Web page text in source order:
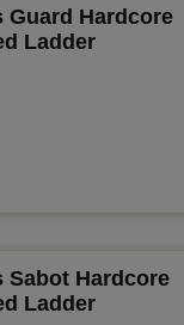
Guard Hardcore
Ladder
Sabot Hardcore
Ladder